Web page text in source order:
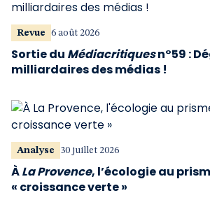
Revue 6 août 2026
Sortie du Médiacritiquesn°59 :
milliardaires des médias !
Analyse 30 juillet 2026
ÀLa Provence, l’écologie au
« croissance verte »